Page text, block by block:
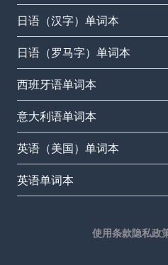
日语（汉字）单词本
日语（罗马字）单词本
西班牙语单词本
意大利语单词本
英语（美国）单词本
英语单词本
使用条款隐私政